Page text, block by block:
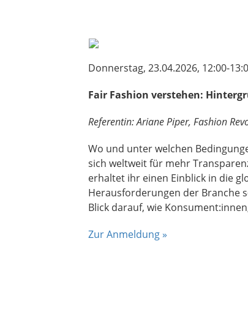
Donnerstag, 23.04.2026, 12:00-
Fair Fashion verstehen:
Referentin: Ariane Piper, Fashion
Wo und unter welchen
sich weltweit für mehr
erhaltet ihr einen Einblick in die
Herausforderungen der Branche
Blick darauf, wie
Zur Anmeldung »